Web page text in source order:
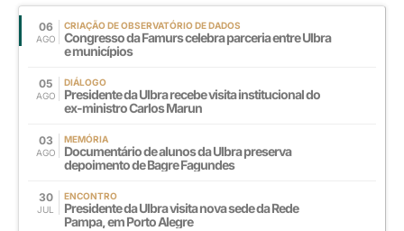
06
AGO
CRIAÇÃO DE OBSERVATÓRIO DE DADOS
Congresso da Famurs celebra parceria entre Ulbra
e municípios
05
AGO
DIÁLOGO
Presidente da Ulbra recebe visita institucional do
ex-ministro Carlos Marun
03
AGO
MEMÓRIA
Documentário de alunos da Ulbra preserva
depoimento de Bagre Fagundes
30
JUL
ENCONTRO
Presidente da Ulbra visita nova sede da Rede
Pampa, em Porto Alegre